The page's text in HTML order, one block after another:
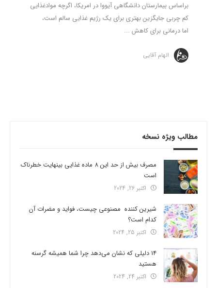
براساس بیمارستان دانشگاهی آیووا در امریکا، اگرچه موادغذایی
کم چربی جایگزین بهتری برای یک رژیم غذایی سالم است،
اما درمانی برای کاهش ...
الهام آقایی
مطالب ویژه نسخه
مصرف بیش از حد این 8 ماده غذایی بینهایت خطرناک
است
اکتبر 26, 2024
شیرین کننده مصنوعی چیست، فواید و مضرات آن
کدام است؟
اکتبر 25, 2024
14 دلیلی که نشان می‌دهد چرا شما همیشه گرسنه
هستید
اکتبر 24, 2024